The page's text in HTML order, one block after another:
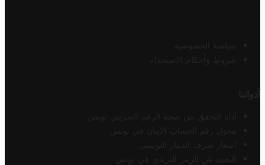
سياسة الخصوصية
شروط وأحكام الاستخدام
أدواتنا
أداة التحقق من صحة الرقم الضريبي تونس
محول رقم الحساب الآيبان في تونس
أسعار صرف الدينار التونسي
البحث عن الرمز البريدي في تونس